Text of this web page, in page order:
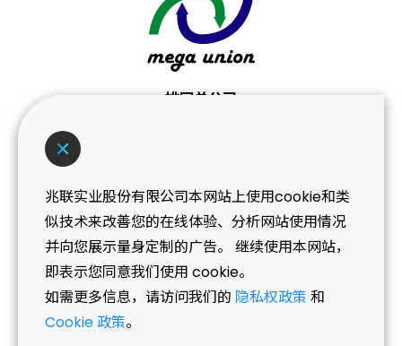
兆联实业股份有限公司本网站上使用cookie和类
似技术来改善您的在线体验、分析网站使用情况
并向您展示量身定制的广告。 继续使用本网站，
即表示您同意我们使用 cookie。
如需更多信息，请访问我们的 隐私权政策 和
Cookie 政策。
桃园总公司
No. 439-3, Taoying Rd., Taoyuan Dist.,
T+886 (3) 362-0101
NEWS
06.05
《证交所》台湾高薪指数成分股 纳入美时等
11档